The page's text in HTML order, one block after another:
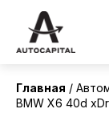
Главная
BMW X6 40d
Европа
Без пробега